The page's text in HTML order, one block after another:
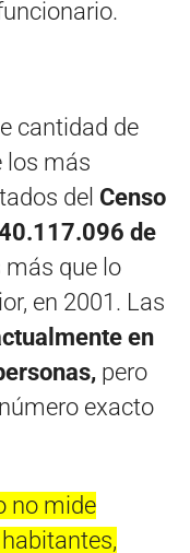
cantidad de
los más
del Censo
de
que lo
en 2001. Las
en
pero
exacto
no mide